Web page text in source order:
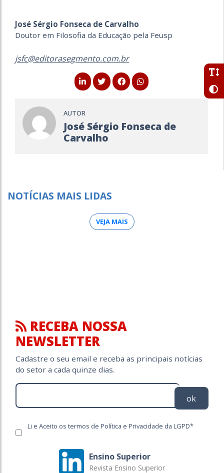
José Sérgio Fonseca de Carvalho
Doutor em Filosofia da Educação pela Feusp
jsfc@editorasegmento.com.br
AUTOR
José Sérgio Fonseca de
Carvalho
NOTÍCIAS MAIS LIDAS
VEJA MAIS
RECEBA NOSSA
NEWSLETTER
Cadastre o seu email e receba as principais notícias
do setor a cada quinze dias.
ok
Li e Aceito os termos de Política e Privacidade da LGPD*
Ensino Superior
Revista Ensino Superior